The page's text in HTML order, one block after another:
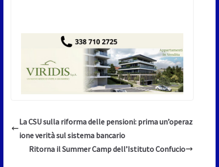
La CSU sulla riforma delle pensioni: prima un’operaz
ione verità sul sistema bancario
Ritorna il Summer Camp dell’Istituto Confucio